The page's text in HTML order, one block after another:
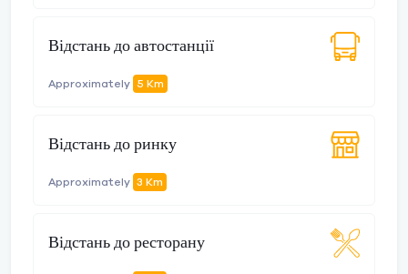
Відстань до автостанції
Approximately 5 Km
Відстань до ринку
Approximately 3 Km
Відстань до ресторану